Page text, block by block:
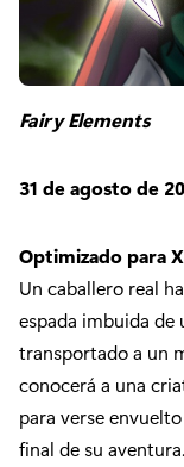
Fairy Elements
31 de agosto de
Optimizado para
Un caballero real
espada imbuida de
transportado a un
conocerá a una
para verse
final de su